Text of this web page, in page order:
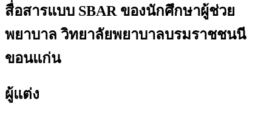
สื่อสารแบบ SBAR ของนักศึกษาผู้ช่วย
พยาบาล วิทยาลัยพยาบาลบรมราชชนนี
ขอนแก่น
ผู้แต่ง